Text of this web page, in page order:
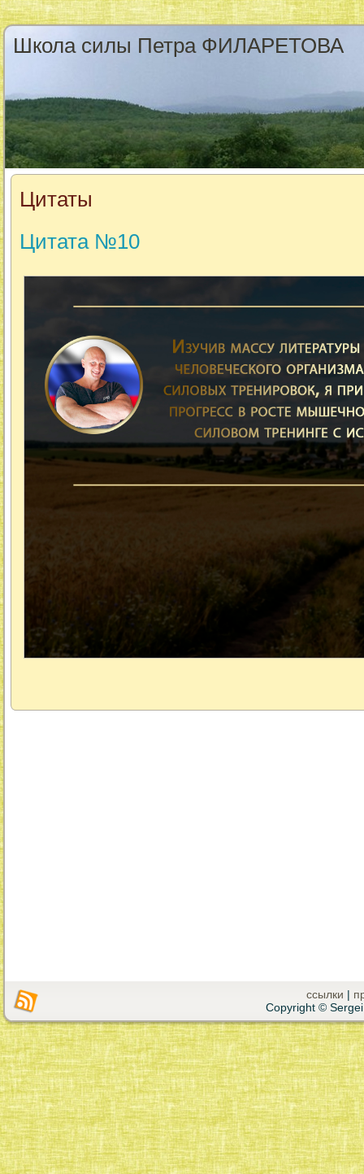
Школа силы Петра ФИЛАРЕТОВА
Цитаты
Цитата №10
ссылки |
Copyright ©